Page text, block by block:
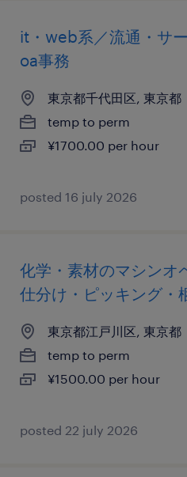
it・web系／流通・サ
oa事務
東京都千代田区, 東京都
temp to perm
¥1700.00 per hour
posted 16 july 2026
化学・素材のマシンオ
仕分け・ピッキング・
東京都江戸川区, 東京都
temp to perm
¥1500.00 per hour
posted 22 july 2026